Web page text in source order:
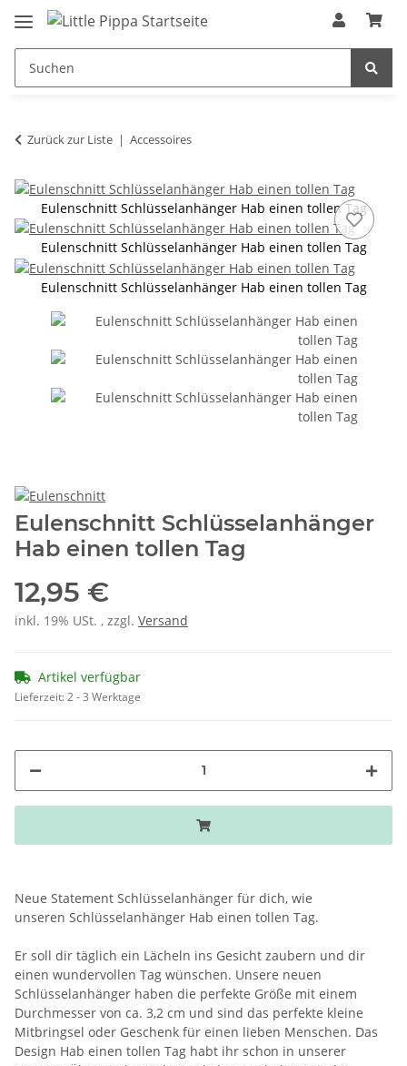
Zum Hauptinhalt springen
springen
Zurück zur Liste Accessoires
Eulenschnitt Schlüsselanhänger Hab einen tollen Tag
Eulenschnitt Schlüsselanhänger Hab einen tollen Tag
Eulenschnitt Schlüsselanhänger Hab einen tollen Tag
Eulenschnitt Schlüsselanhänger
Hab einen tollen Tag
12,95 €
inkl. 19% USt. , zzgl. Versand
Artikel verfügbar
Lieferzeit:2 - 3 Werktage
Neue Statement Schlüsselanhänger für dich, wie
unseren Schlüsselanhänger Hab einen tollen Tag.
Er soll dir täglich ein Lächeln ins Gesicht zaubern und dir
einen wundervollen Tag wünschen. Unsere neuen
Schlüsselanhänger haben die perfekte Größe mit einem
Durchmesser von ca. 3,2 cm und sind das perfekte kleine
Mitbringsel oder Geschenk für einen lieben Menschen. Das
Design Hab einen tollen Tag habt ihr schon in unserer